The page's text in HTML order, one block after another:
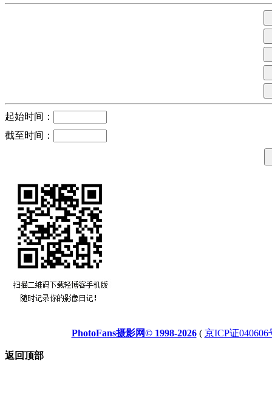
起始时间：
截至时间：
PhotoFans摄影网© 1998-2026( 京ICP证040606
返回顶部